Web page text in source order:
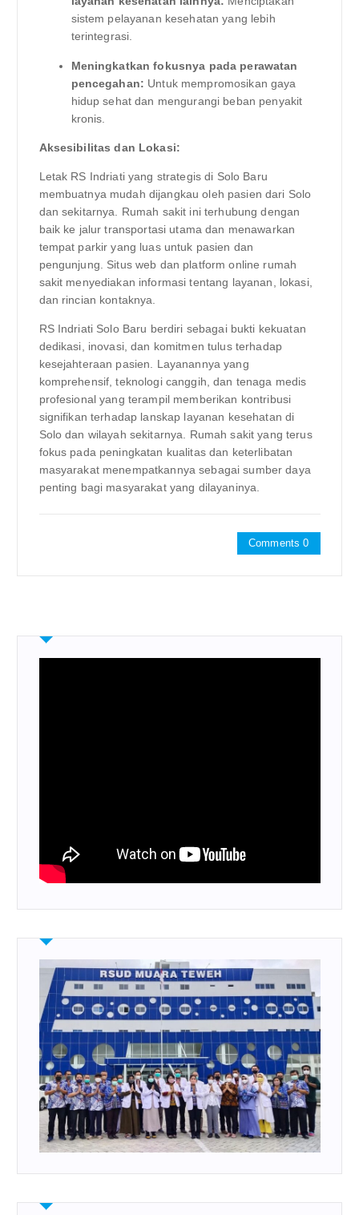
sistem pelayanan kesehatan yang lebih
terintegrasi.
Meningkatkan fokusnya pada perawatan
pencegahan: Untuk mempromosikan gaya
hidup sehat dan mengurangi beban penyakit
kronis.
Aksesibilitas dan Lokasi:
Letak RS Indriati yang strategis di Solo Baru
membuatnya mudah dijangkau oleh pasien dari Solo
dan sekitarnya. Rumah sakit ini terhubung dengan
baik ke jalur transportasi utama dan menawarkan
tempat parkir yang luas untuk pasien dan
pengunjung. Situs web dan platform online rumah
sakit menyediakan informasi tentang layanan, lokasi,
dan rincian kontaknya.
RS Indriati Solo Baru berdiri sebagai bukti kekuatan
dedikasi, inovasi, dan komitmen tulus terhadap
kesejahteraan pasien. Layanannya yang
komprehensif, teknologi canggih, dan tenaga medis
profesional yang terampil memberikan kontribusi
signifikan terhadap lanskap layanan kesehatan di
Solo dan wilayah sekitarnya. Rumah sakit yang terus
fokus pada peningkatan kualitas dan keterlibatan
masyarakat menempatkannya sebagai sumber daya
penting bagi masyarakat yang dilayaninya.
Comments 0